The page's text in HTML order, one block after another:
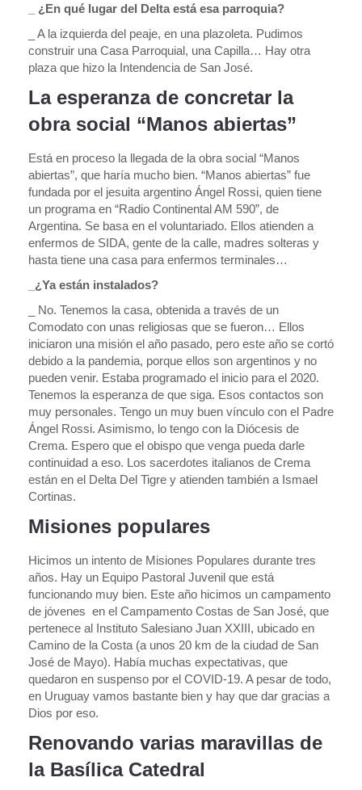
_ ¿En qué lugar del Delta está esa parroquia?
_ A la izquierda del peaje, en una plazoleta. Pudimos
construir una Casa Parroquial, una Capilla… Hay otra
plaza que hizo la Intendencia de San José.
La esperanza de concretar la
obra social “Manos abiertas”
Está en proceso la llegada de la obra social “Manos
abiertas”, que haría mucho bien. “Manos abiertas” fue
fundada por el jesuita argentino Ángel Rossi, quien tiene
un programa en “Radio Continental AM 590”, de
Argentina. Se basa en el voluntariado. Ellos atienden a
enfermos de SIDA, gente de la calle, madres solteras y
hasta tiene una casa para enfermos terminales…
_¿Ya están instalados?
_ No. Tenemos la casa, obtenida a través de un
Comodato con unas religiosas que se fueron… Ellos
iniciaron una misión el año pasado, pero este año se cortó
debido a la pandemia, porque ellos son argentinos y no
pueden venir. Estaba programado el inicio para el 2020.
Tenemos la esperanza de que siga. Esos contactos son
muy personales. Tengo un muy buen vínculo con el Padre
Ángel Rossi. Asimismo, lo tengo con la Diócesis de
Crema. Espero que el obispo que venga pueda darle
continuidad a eso. Los sacerdotes italianos de Crema
están en el Delta Del Tigre y atienden también a Ismael
Cortinas.
Misiones populares
Hicimos un intento de Misiones Populares durante tres
años. Hay un Equipo Pastoral Juvenil que está
funcionando muy bien. Este año hicimos un campamento
de jóvenes en el Campamento Costas de San José, que
pertenece al Instituto Salesiano Juan XXIII, ubicado en
Camino de la Costa (a unos 20 km de la ciudad de San
José de Mayo). Había muchas expectativas, que
quedaron en suspenso por el COVID-19. A pesar de todo,
en Uruguay vamos bastante bien y hay que dar gracias a
Dios por eso.
Renovando varias maravillas de
la Basílica Catedral